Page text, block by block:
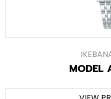
MODEL